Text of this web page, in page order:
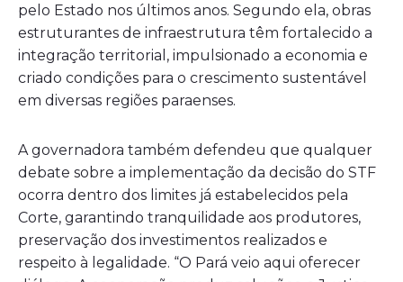
pelo Estado nos últimos anos. Segundo ela, obras
estruturantes de infraestrutura têm fortalecido a
integração territorial, impulsionado a economia e
criado condições para o crescimento sustentável
em diversas regiões paraenses.
A governadora também defendeu que qualquer
debate sobre a implementação da decisão do STF
ocorra dentro dos limites já estabelecidos pela
Corte, garantindo tranquilidade aos produtores,
preservação dos investimentos realizados e
respeito à legalidade. “O Pará veio aqui oferecer